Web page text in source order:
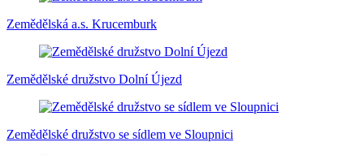
Zemědělská a.s. Krucemburk
Zemědělské družstvo Dolní Újezd
Zemědělské družstvo se sídlem ve Sloupnici